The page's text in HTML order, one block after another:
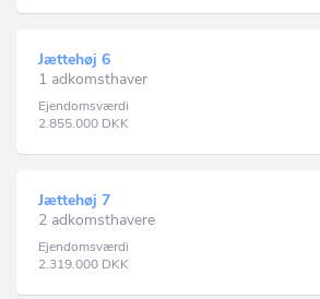
Jættehøj 6
1 adkomsthaver
Ejendomsværdi
2.855.000 DKK
Jættehøj 7
2 adkomsthavere
Ejendomsværdi
2.319.000 DKK